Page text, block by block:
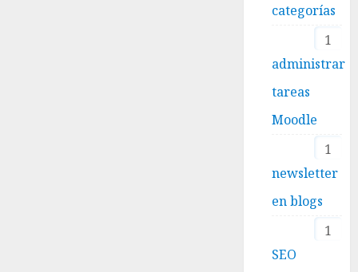
categorías
1
administrar
tareas
Moodle
1
newsletter
en blogs
1
SEO